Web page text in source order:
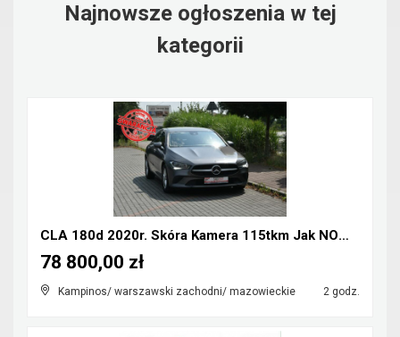
Najnowsze ogłoszenia w tej
kategorii
CLA 180d 2020r. Skóra Kamera 115tkm Jak NOWY Polec...
Kampinos/ warszawski zachodni/ mazowieckie 2 godz.
78 800,00 zł